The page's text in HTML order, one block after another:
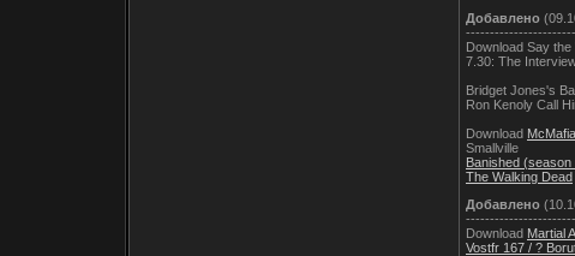
Добавлено
Download Say
7.30: The
Bridget Jones's
Ron Kenoly Call
Download
Smallville
Banished
The Walking Dead
Добавлено
Download Martial
Vostfr 167 / ?